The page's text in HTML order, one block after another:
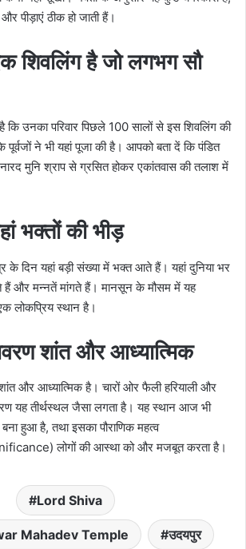
पीड़ाएं ठीक हो जाती हैं।
शिवलिंग है जो लगभग सौ
है कि उनका परिवार पिछले 100 सालों से इस शिवलिंग की
ने भी यहां पूजा की है। आपको बता दें कि पंडित
मुनि श्राप से ग्रसित होकर एकांतवास की तलाश में
भक्तों की भीड़
के दिन यहां बड़ी संख्या में भक्त आते हैं। यहां दुनिया भर
और मन्नतें मांगते हैं। मानसून के मौसम में यह
लोकप्रिय स्थान है।
शांत और आध्यात्मिक
और आध्यात्मिक है। चारों ओर फैली हरियाली और
यह तीर्थस्थल जैसा लगता है। यह स्थान आज भी
बना हुआ है, तथा इसका पौराणिक महत्व
लोगों की आस्था को और मजबूत करता है।
Lord Shiva
Mahadev Temple उदयपुर